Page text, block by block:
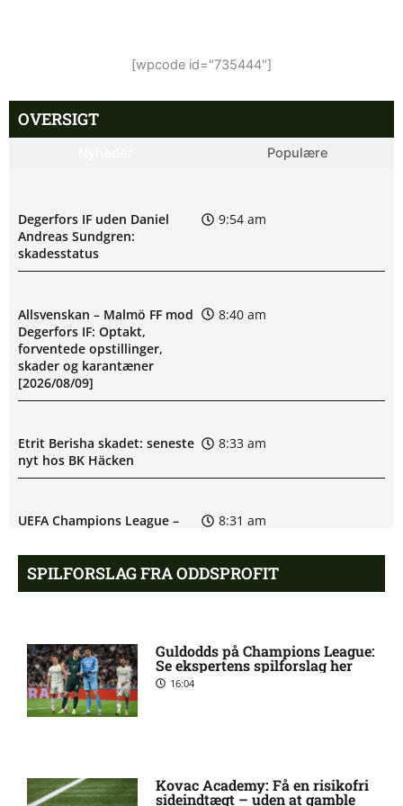
[wpcode id="735444"]
OVERSIGT
Populære
Degerfors IF uden Daniel
Andreas Sundgren:
skadesstatus
9:54 am
Allsvenskan – Malmö FF mod
Degerfors IF: Optakt,
forventede opstillinger,
skader og karantæner
[2026/08/09]
8:40 am
Etrit Berisha skadet: seneste
nyt hos BK Häcken
8:33 am
UEFA Champions League –
Optakt, forventede
opstillinger [2026/08/11]
8:31 am
Engdahl: skadesstatus
Filip Olov Öhman misser
UEFA Champions League –
6:13 am
SPILFORSLAG FRA ODDSPROFIT
Guldodds på Champions League:
Se ekspertens spilforslag her
16:04
Kovac Academy: Få en risikofri
sideindtægt – uden at gamble